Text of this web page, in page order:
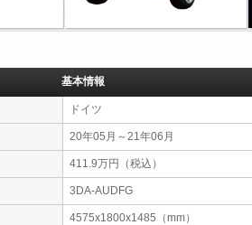
基本情報
ドイツ
20年05月～21年06月
411.9万円（税込）
3DA-AUDFG
4575x1800x1485（mm）